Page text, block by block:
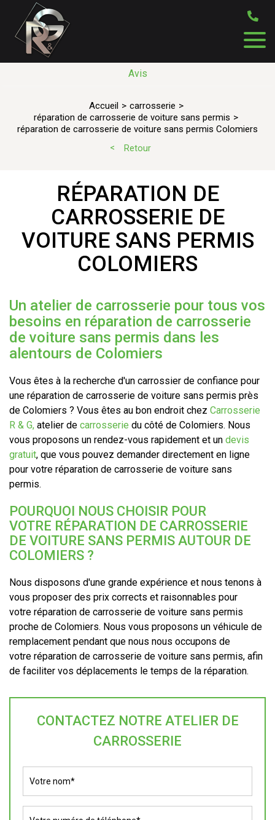
Avis
Accueil
carrosserie
réparation de carrosserie de voiture sans permis
réparation de carrosserie de voiture sans permis Colomiers
Retour
RÉPARATION DE
CARROSSERIE DE
VOITURE SANS PERMIS
COLOMIERS
Un atelier de carrosserie pour tous vos
besoins en réparation de carrosserie
de voiture sans permis dans les
alentours de Colomiers
Vous êtes à la recherche d'un carrossier de confiance pour
une réparation de carrosserie de voiture sans permis près
de Colomiers ? Vous êtes au bon endroit chez Carrosserie
R & G, atelier de carrosserie du côté de Colomiers. Nous
vous proposons un rendez-vous rapidement et un devis
gratuit, que vous pouvez demander directement en ligne
pour votre réparation de carrosserie de voiture sans
permis.
POURQUOI NOUS CHOISIR POUR
VOTRE RÉPARATION DE CARROSSERIE
DE VOITURE SANS PERMIS AUTOUR DE
COLOMIERS ?
Nous disposons d'une grande expérience et nous tenons à
vous proposer des prix corrects et raisonnables pour
votre réparation de carrosserie de voiture sans permis
proche de Colomiers. Nous vous proposons un véhicule de
remplacement pendant que nous nous occupons de
votre réparation de carrosserie de voiture sans permis, afin
de faciliter vos déplacements le temps de la réparation.
CONTACTEZ NOTRE ATELIER DE
CARROSSERIE